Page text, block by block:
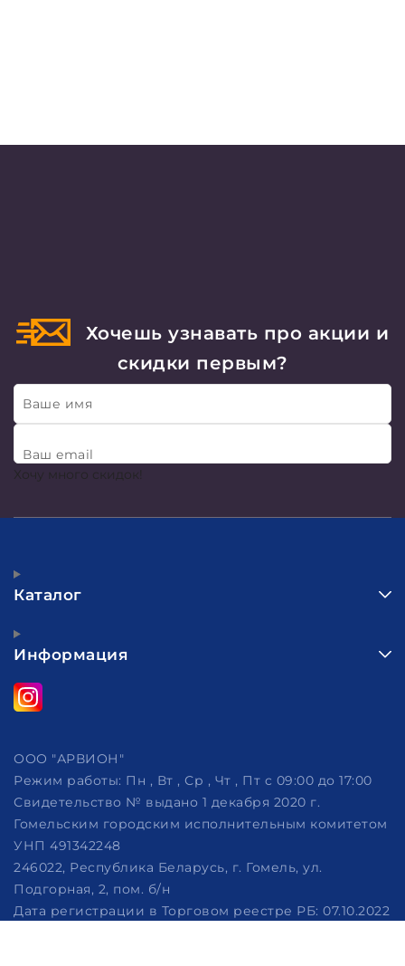
Хочешь узнавать про акции и
скидки первым?
Ваше имя
Ваш email
Хочу много скидок!
Каталог
Информация
ООО "АРВИОН"
Режим работы: Пн , Вт , Ср , Чт , Пт c 09:00 до 17:00
Свидетельство № выдано 1 декабря 2020 г.
Гомельским городским исполнительным комитетом
УНП 491342248
246022, Республика Беларусь, г. Гомель, ул.
Подгорная, 2, пом. б/н
Дата регистрации в Торговом реестре РБ: 07.10.2022